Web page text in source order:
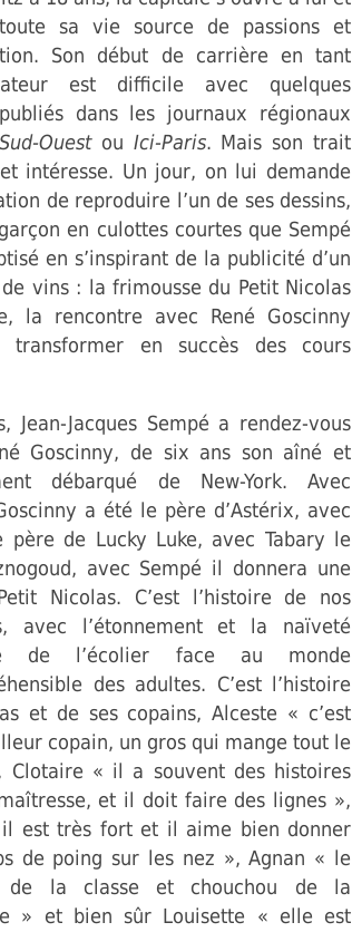
sa vie source de passions et
Son début de carrière en tant
est difficile avec quelques
dans les journaux régionaux
Sud-Ouestou Ici-Paris. Mais son trait
intéresse. Un jour, on lui demande
de reproduire l’un de ses dessins,
en culottes courtes que Sempé
en s’inspirant de la publicité d’un
vins : la frimousse du Petit Nicolas
la rencontre avec René Goscinny
en succès des cours
Jean-Jacques Sempé a rendez-vous
Goscinny, de six ans son aîné et
débarqué de New-York. Avec
a été le père d’Astérix, avec
père de Lucky Luke, avec Tabary le
avec Sempé il donnera une
Nicolas. C’est l’histoire de nos
avec l’étonnement et la naïveté
de l’écolier face au monde
des adultes. C’est l’histoire
et de ses copains, Alceste « c’est
copain, un gros qui mange tout le
Clotaire « il a souvent des histoires
et il doit faire des lignes »,
il est très fort et il aime bien donner
de poing sur les nez », Agnan « le
de la classe et chouchou de la
» et bien sûr Louisette « elle est